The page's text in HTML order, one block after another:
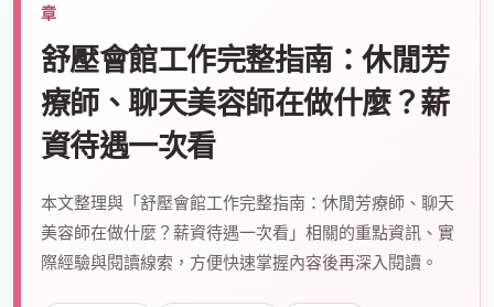
章
舒壓會館工作完整指南：休閒芳
療師、聊天美容師在做什麼？薪
資待遇一次看
本文整理與「舒壓會館工作完整指南：休閒芳療師、聊天
美容師在做什麼？薪資待遇一次看」相關的重點資訊、實
際經驗與閱讀線索，方便快速掌握內容後再深入閱讀。